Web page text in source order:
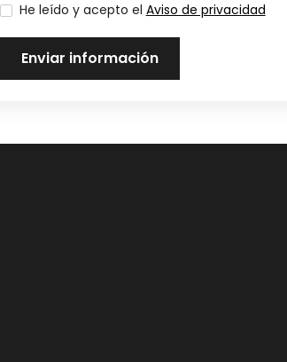
He leído y acepto el Aviso de privacidad